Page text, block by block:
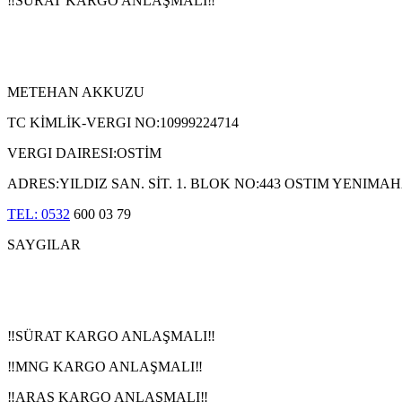
METEHAN AKKUZU
TC KİMLİK-VERGI NO:10999224714
VERGI DAIRESI:OSTİM
ADRES:YILDIZ SAN. SİT. 1. BLOK NO:443 OSTIM
TEL: 0532 600 03 79
SAYGILAR
‼️SÜRAT KARGO ANLAŞMALI‼️
‼️MNG KARGO ANLAŞMALI‼️
‼️ARAS KARGO ANLAŞMALI‼️